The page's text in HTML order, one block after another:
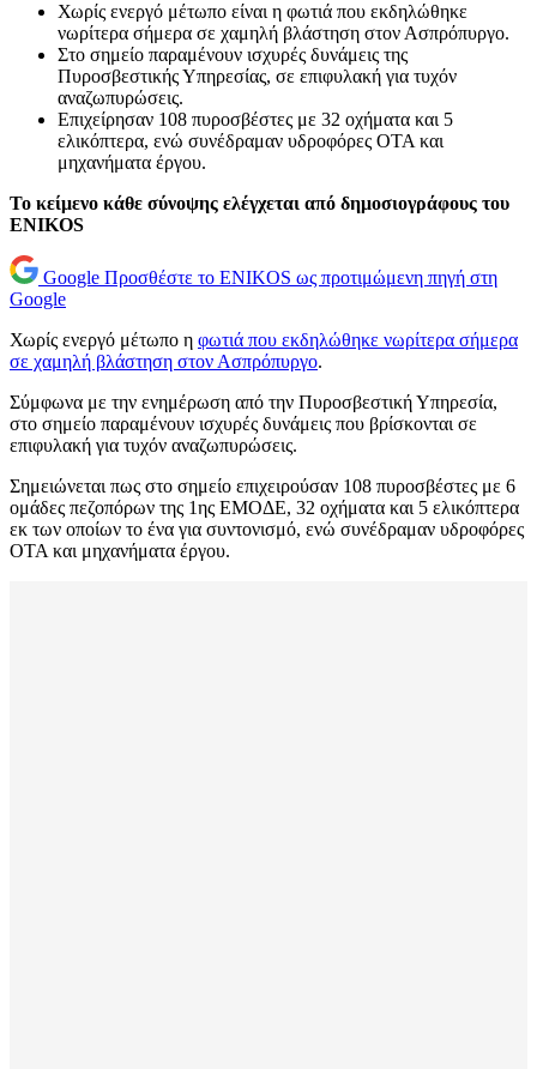
Χωρίς ενεργό μέτωπο είναι η φωτιά που εκδηλώθηκε
νωρίτερα σήμερα σε χαμηλή βλάστηση στον Ασπρόπυργο.
Στο σημείο παραμένουν ισχυρές δυνάμεις της
Πυροσβεστικής Υπηρεσίας, σε επιφυλακή για τυχόν
αναζωπυρώσεις.
Επιχείρησαν 108 πυροσβέστες με 32 οχήματα και 5
ελικόπτερα, ενώ συνέδραμαν υδροφόρες ΟΤΑ και
μηχανήματα έργου.
Το κείμενο κάθε σύνοψης ελέγχεται από δημοσιογράφους του
ENIKOS
Google Προσθέστε το ENIKOS ως προτιμώμενη πηγή στη
Google
Χωρίς ενεργό μέτωπο η φωτιά που εκδηλώθηκε νωρίτερα σήμερα
σε χαμηλή βλάστηση στον Ασπρόπυργο.
Σύμφωνα με την ενημέρωση από την Πυροσβεστική Υπηρεσία,
στο σημείο παραμένουν ισχυρές δυνάμεις που βρίσκονται σε
επιφυλακή για τυχόν αναζωπυρώσεις.
Σημειώνεται πως στο σημείο επιχειρούσαν 108 πυροσβέστες με 6
ομάδες πεζοπόρων της 1ης ΕΜΟΔΕ, 32 οχήματα και 5 ελικόπτερα
εκ των οποίων το ένα για συντονισμό, ενώ συνέδραμαν υδροφόρες
ΟΤΑ και μηχανήματα έργου.